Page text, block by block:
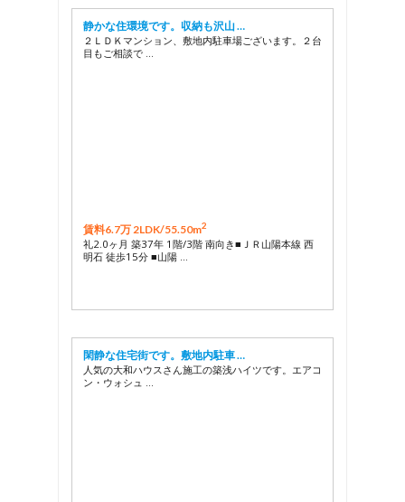
静かな住環境です。収納も沢山 …
２ＬＤＫマンション、敷地内駐車場ございます。２台
目もご相談で …
賃料6.7万 2LDK/55.50m2
礼2.0ヶ月 築37年 1階/3階 南向き■ＪＲ山陽本線 西
明石 徒歩15分 ■山陽 …
閑静な住宅街です。敷地内駐車 …
人気の大和ハウスさん施工の築浅ハイツです。エアコ
ン・ウォシュ …